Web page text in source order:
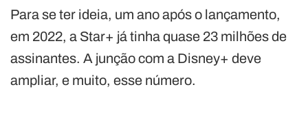
Para se ter ideia, um ano após o lançamento,
em 2022, a Star+ já tinha quase 23 milhões de
assinantes. A junção com a Disney+ deve
ampliar, e muito, esse número.